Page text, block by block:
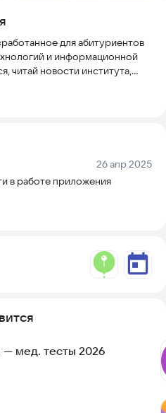
для абитуриентов
и информационной
читай новости института,
ИКТИБ-коины,
Дата:
26 апр 2025
в работе приложения
— мед. тесты 2026